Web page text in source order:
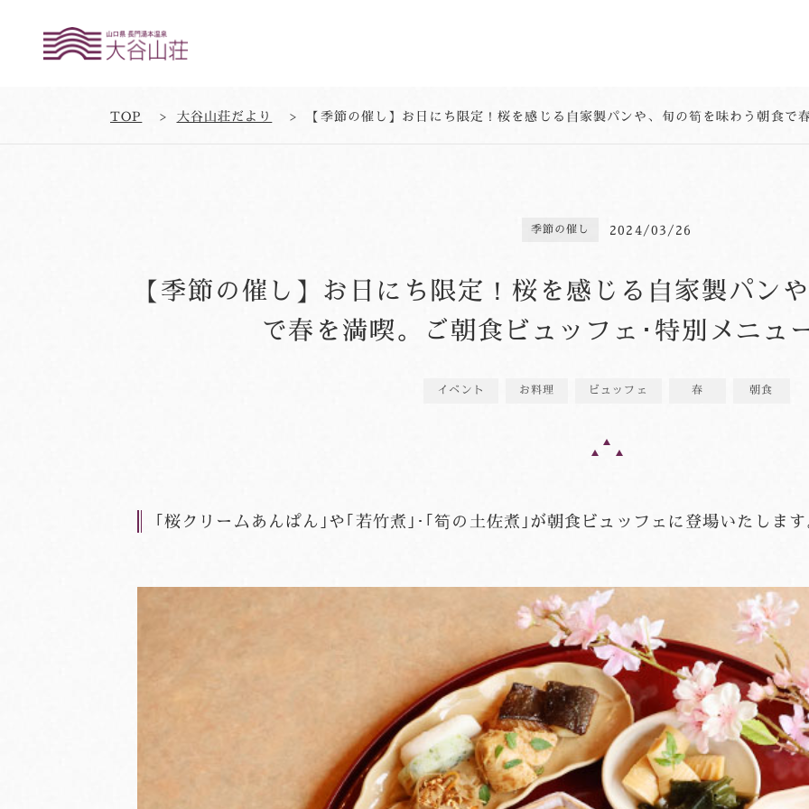
TOP 大谷山荘だより
季節の催し 2024/03/26
【季節の催し】お日にち限定！桜を感じる自家製パン
で春を満喫。ご朝食ビュッフェ･特別メニュ
イベント お料理 ビュッフェ 春 朝食
｢桜クリームあんぱん｣や｢若竹煮｣･｢筍の土佐煮｣が朝食ビュッフェに登場いたしま